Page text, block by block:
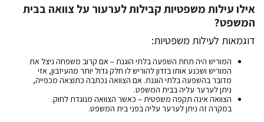
אילו עילות משפטיות קבילות לערעור על צוואה בבית
המשפט?
דוגמאות לעילות משפטיות:
המוריש היה תחת השפעה בלתי הוגנת – אם קרוב משפחה ניצל את
המוריש ושכנע אותו בזדון להוריש לו חלק גדול יותר מהעיזבון, אזי
מדובר בהשפעה בלתי הוגנת. אם הצוואה נכתבה כתוצאה מכפייה,
ניתן לערער עליה בבית המשפט.
הצוואה אינה תקפה משפטית – כאשר הצוואה מנוגדת לחוק.
במקרה זה ניתן לערער עליה בפני בית המשפט.